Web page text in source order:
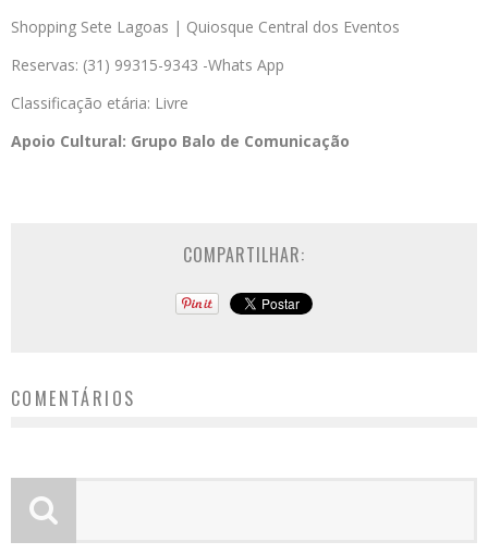
Shopping Sete Lagoas | Quiosque Central dos Eventos
Reservas: (31) 99315-9343 -Whats App
Classificação etária: Livre
Apoio Cultural: Grupo Balo de Comunicação
COMPARTILHAR:
COMENTÁRIOS